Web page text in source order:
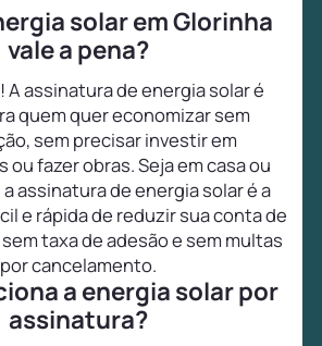
solar em Glorinha
vale a pena?
A assinatura de energia solar é
quem quer economizar sem
sem precisar investir em
fazer obras. Seja em casa ou
assinatura de energia solar é a
e rápida de reduzir sua conta de
taxa de adesão e sem multas
por cancelamento.
a energia solar por
assinatura?